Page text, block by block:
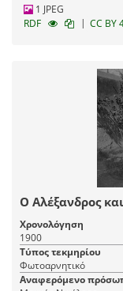
1 JPEG
RDF
| CC BY
Ο Αλέξανδρος
Χρονολόγηση
1900
Τύπος τεκμηρίου
Φωτοαρνητικό
Αναφερόμενο